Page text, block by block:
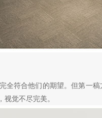
全符合他们的期望。但第一
觉不尽完美。